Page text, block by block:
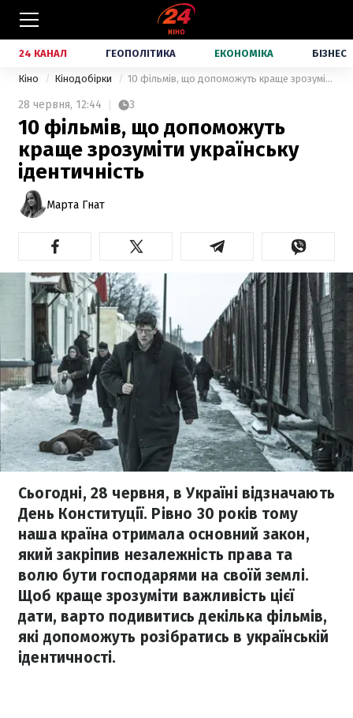
24 КАНАЛ ГЕОПОЛІТИКА ЕКОНОМІКА БІЗНЕС
Кіно Кінодобірки 10 фільмів, що допоможуть краще зрозуміти українську ідентичність
28 червня, 12:44 3
10 фільмів, що допоможуть
краще зрозуміти українську
ідентичність
Марта Гнат
Сьогодні, 28 червня, в Україні відзначають
День Конституції. Рівно 30 років тому
наша країна отримала основний закон,
який закріпив незалежність права та
волю бути господарями на своїй землі.
Щоб краще зрозуміти важливість цієї
дати, варто подивитись декілька фільмів,
які допоможуть розібратись в українській
ідентичності.